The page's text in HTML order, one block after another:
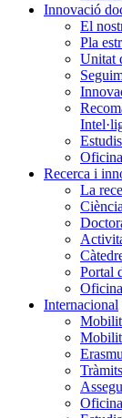
Innovació
El
Pla
Unitat
Recerca i
La
Portal
Internacional